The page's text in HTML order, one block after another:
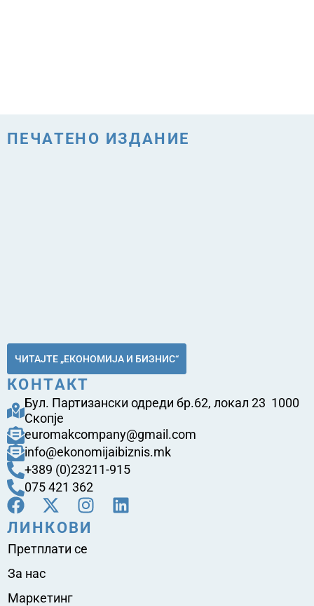
ПЕЧАТЕНО ИЗДАНИЕ
ЧИТАЈТЕ „ЕКОНОМИЈА И БИЗНИС“
КОНТАКТ
Бул. Партизански одреди бр.62, локал 23 1000
Скопје
euromakcompany@gmail.com
info@ekonomijaibiznis.mk
+389 (0)23211-915
075 421 362
ЛИНКОВИ
Претплати се
За нас
Маркетинг